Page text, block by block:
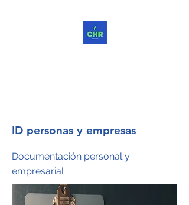
ID personas y empresas
Documentación personal y
empresarial